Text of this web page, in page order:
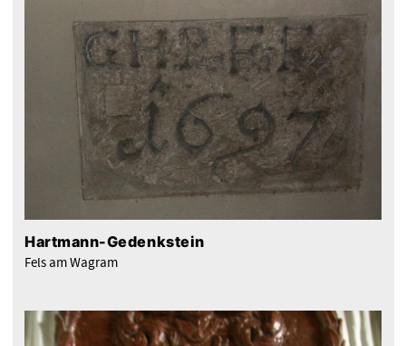
Hartmann-Gedenkstein
Fels am Wagram